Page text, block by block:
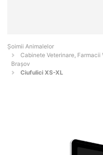
Şoimii Animalelor
Cabinete Veterinare,
Braşov
Ciufulici XS-XL